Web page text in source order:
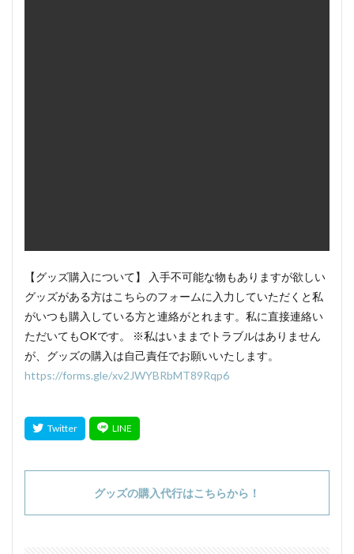
【グッズ購入について】 入手不可能な物もありますが欲しい
グッズがある方はこちらのフォームに入力していただくと私
がいつも購入している方と連絡がとれます。私に直接連絡い
ただいてもOKです。 ※私はいままでトラブルはありません
が、グッズの購入は自己責任でお願いいたします。
https://forms.gle/xv2JWYBRbMT89Rqp6
グッズの購入代行はこちらから！